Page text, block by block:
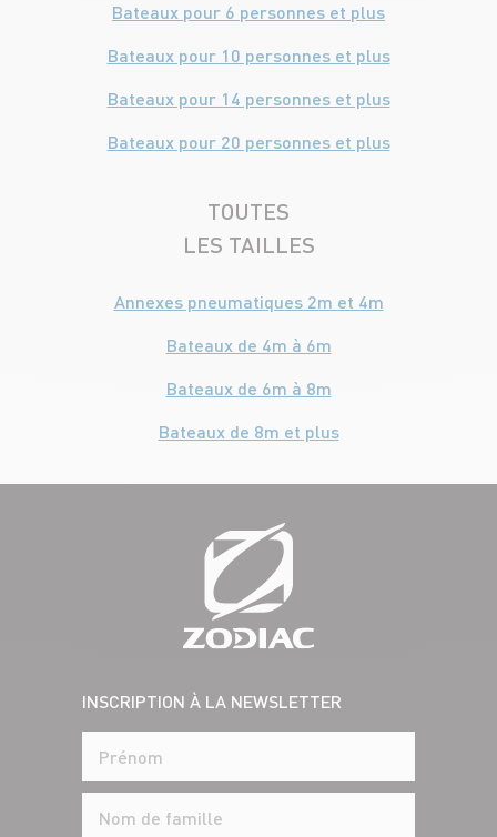
Bateaux pour 6 personnes et plus
Bateaux pour 10 personnes et plus
Bateaux pour 14 personnes et plus
Bateaux pour 20 personnes et plus
TOUTES
LES TAILLES
Annexes pneumatiques 2m et 4m
Bateaux de 4m à 6m
Bateaux de 6m à 8m
Bateaux de 8m et plus
INSCRIPTION À LA NEWSLETTER